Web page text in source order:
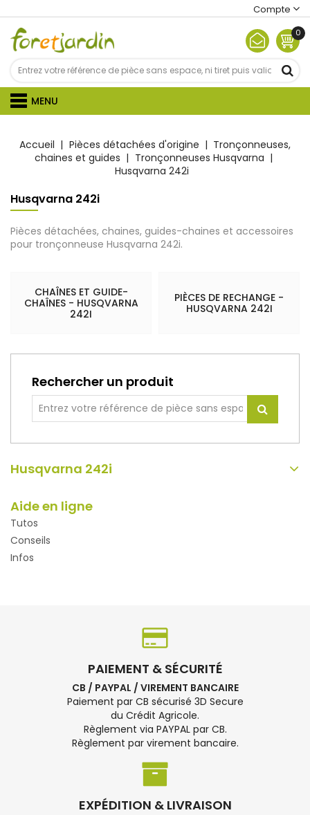
Compte
0
MENU
Accueil Pièces détachées d'origine
Tronçonneuses,
chaines et guides
Tronçonneuses Husqvarna
Husqvarna 242i
Husqvarna 242i
Pièces détachées, chaines, guides-chaines et accessoires
pour tronçonneuse Husqvarna 242i.
CHAÎNES ET GUIDE-
CHAÎNES - HUSQVARNA
242I
PIÈCES DE RECHANGE -
HUSQVARNA 242I
Rechercher un produit
Husqvarna 242i
Aide en ligne
Tutos
Conseils
Infos
PAIEMENT & SÉCURITÉ
CB / PAYPAL / VIREMENT BANCAIRE
Paiement par CB sécurisé 3D Secure
du Crédit Agricole.
Règlement via PAYPAL par CB.
Règlement par virement bancaire.
EXPÉDITION & LIVRAISON